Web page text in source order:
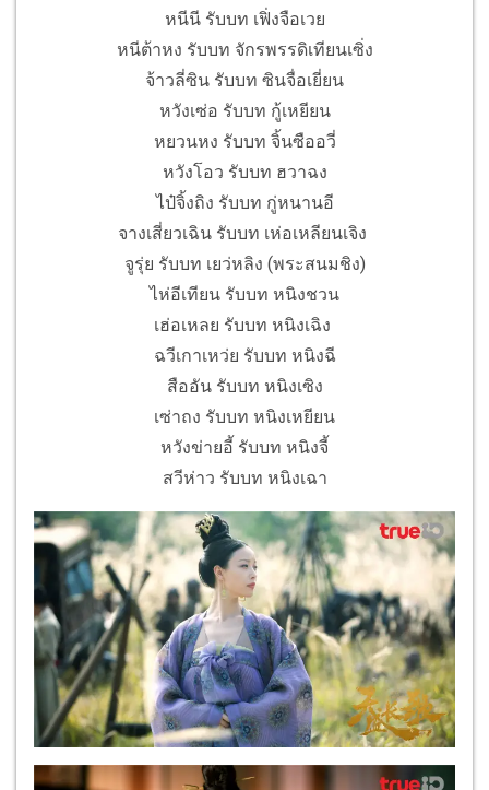
หนีนี รับบท เฟิ่งจือเวย
หนีต้าหง รับบท จักรพรรดิเทียนเซิ่ง
จ้าวลี่ซิน รับบท ซินจื่อเยี่ยน
หวังเซ่อ รับบท กู้เหยียน
หยวนหง รับบท จิ้นซืออวี่
หวังโอว รับบท ฮวาฉง
ไป๋จิ้งถิง รับบท กู่หนานอี
จางเสี่ยวเฉิน รับบท เห่อเหลียนเจิง
จูรุ่ย รับบท เยว่หลิง (พระสนมชิง)
ไห่อีเทียน รับบท หนิงชวน
เฮ่อเหลย รับบท หนิงเฉิง
ฉวีเกาเหว่ย รับบท หนิงฉี
สืออัน รับบท หนิงเซิง
เซ่าถง รับบท หนิงเหยียน
หวังข่ายอี้ รับบท หนิงจี้
สวีห่าว รับบท หนิงเฉา